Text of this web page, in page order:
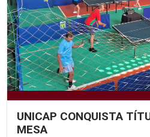
UNICAP CONQUISTA
MESA